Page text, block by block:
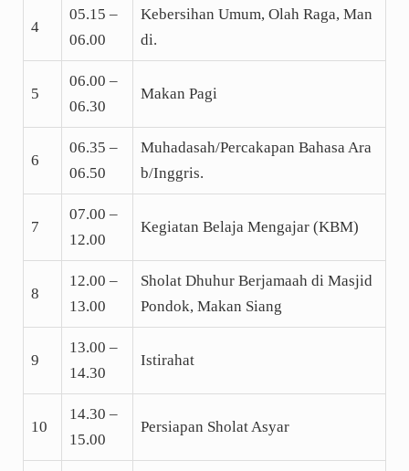
4
05.15 –
06.00
Kebersihan Umum, Olah Raga, Man
di.
5
06.00 –
06.30
Makan Pagi
6
06.35 –
06.50
Muhadasah/Percakapan Bahasa Ara
b/Inggris.
7
07.00 –
12.00
Kegiatan Belaja Mengajar (KBM)
8
12.00 –
13.00
Sholat Dhuhur Berjamaah di Masjid
Pondok, Makan Siang
9
13.00 –
14.30
Istirahat
10
14.30 –
15.00
Persiapan Sholat Asyar